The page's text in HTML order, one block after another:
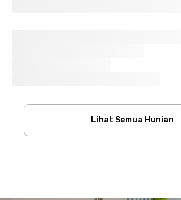
Lihat Semua Hunian